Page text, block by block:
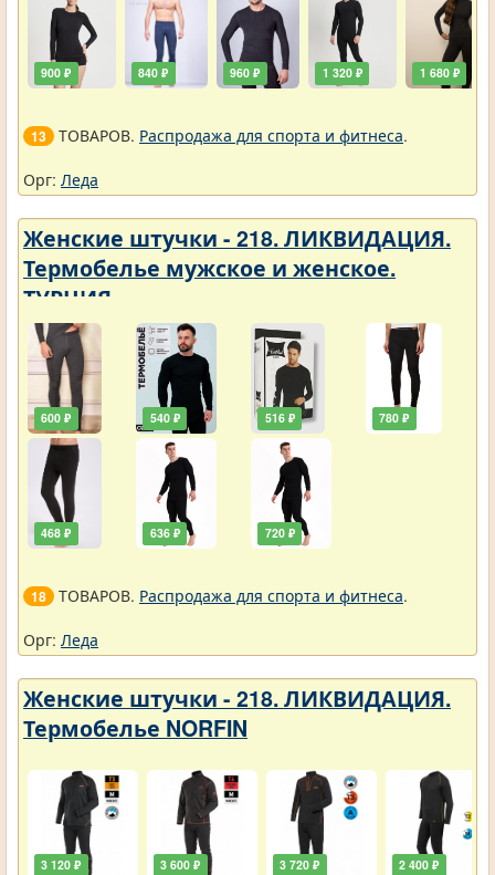
900 ₽ 840 ₽ 960 ₽ 1 320 ₽ 1 680 ₽
13 ТОВАРОВ. Распродажа для спорта и фитнеса.
Орг: Леда
Женские штучки - 218. ЛИКВИДАЦИЯ.
Термобелье мужское и женское.
ТУРЦИЯ
600 ₽
468 ₽
540 ₽
636 ₽
516 ₽
720 ₽
780 ₽
18 ТОВАРОВ. Распродажа для спорта и фитнеса.
Орг: Леда
Женские штучки - 218. ЛИКВИДАЦИЯ.
Термобелье NORFIN
3 120 ₽ 3 600 ₽ 3 720 ₽ 2 400 ₽